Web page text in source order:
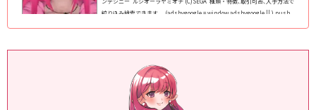
絞り込み検索できます｡ (adsbygoogle = window.adsbygoogle || ).push
新版で､1月1日現在､全124種類実装｡顔の中では瞳が変わる最重要パーツなの